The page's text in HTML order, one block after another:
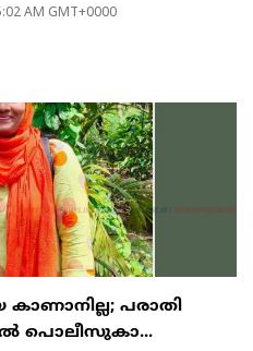
AM GMT+0000
പരാതി
പൊലീസുകാ...